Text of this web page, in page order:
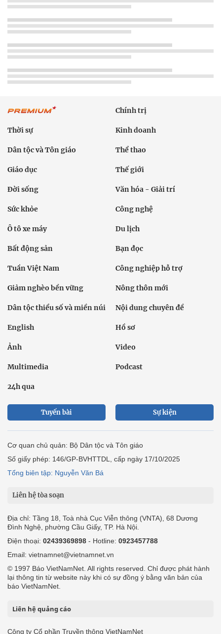
Chính trị
Thời sự Kinh doanh
Dân tộc và Tôn giáo Thể thao
Giáo dục Thế giới
Đời sống Văn hóa - Giải trí
Sức khỏe Công nghệ
Ô tô xe máy Du lịch
Bất động sản Bạn đọc
Tuần Việt Nam Công nghiệp hỗ trợ
Giảm nghèo bền vững Nông thôn mới
Dân tộc thiểu số và miền núi Nội dung chuyên đề
English Hồ sơ
Ảnh Video
Multimedia Podcast
24h qua
Tuyến bài Sự kiện
Cơ quan chủ quản: Bộ Dân tộc và Tôn giáo
Số giấy phép: 146/GP-BVHTTDL, cấp ngày 17/10/2025
Tổng biên tập: Nguyễn Văn Bá
Liên hệ tòa soạn
Địa chỉ: Tầng 18, Toà nhà Cục Viễn thông (VNTA), 68 Dương
Đình Nghệ, phường Cầu Giấy, TP. Hà Nội.
Điện thoại: 02439369898 - Hotline: 0923457788
Email: vietnamnet@vietnamnet.vn
© 1997 Báo VietNamNet. All rights reserved. Chỉ được phát hành
lại thông tin từ website này khi có sự đồng ý bằng văn bản của
báo VietNamNet.
Liên hệ quảng cáo
Công ty Cổ phần Truyền thông VietNamNet